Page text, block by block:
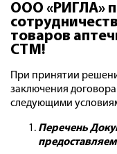
ООО «РИГЛА»
товаров
СТМ!
При принятии
заключения
следующими
Перечень